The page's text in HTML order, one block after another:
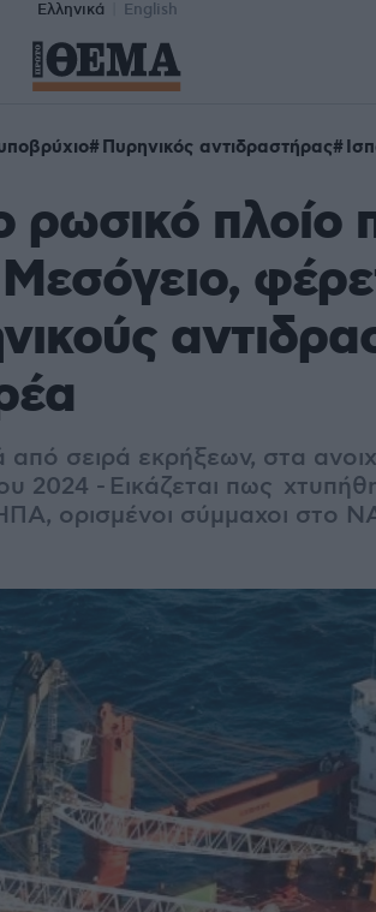
Ελληνικά English
Πυρηνικός αντιδραστήρας
ρωσικό πλοίο
σειρά εκρήξεων, στα
2024 - Εικάζεται πως
ορισμένοι σύμμαχοι στο